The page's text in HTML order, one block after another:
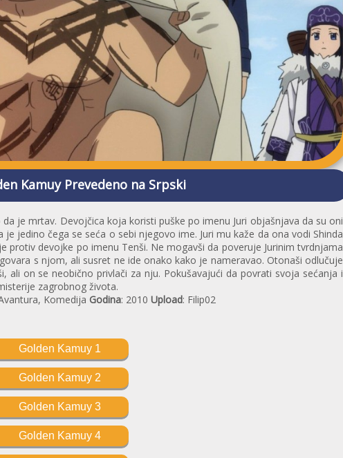
Kamuy Prevedeno na Srpski
je mrtav. Devojčica koja koristi puške po imenu Juri objašnjava da su oni
jedino čega se seća o sebi njegovo ime. Juri mu kaže da ona vodi Shinda
protiv devojke po imenu Tenši. Ne mogavši da poveruje Jurinim tvrdnjama
s njom, ali susret ne ide onako kako je nameravao. Otonaši odlučuje
ali on se neobično privlači za nju. Pokušavajući da povrati svoja sećanja i
zagrobnog života.
Komedija Godina: 2010 Upload: Filip02
Golden Kamuy 1
Golden Kamuy 2
Golden Kamuy 3
Golden Kamuy 4